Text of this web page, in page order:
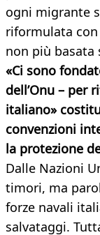
ogni migrante
riformulata
non più basata
«Ci sono
dell’Onu – per
italiano»
convenzioni
la protezione
Dalle Nazioni
timori, ma
forze navali
salvataggi.